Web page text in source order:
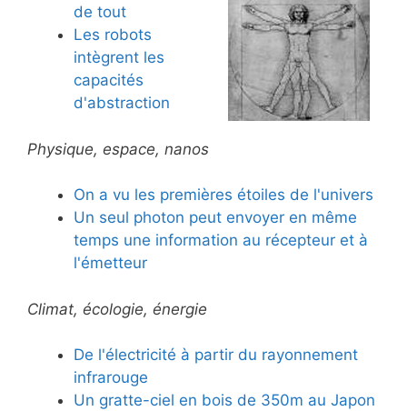
de tout
Les robots
intègrent les
capacités
d'abstraction
Physique, espace, nanos
On a vu les premières étoiles de l'univers
Un seul photon peut envoyer en même
temps une information au récepteur et à
l'émetteur
Climat, écologie, énergie
De l'électricité à partir du rayonnement
infrarouge
Un gratte-ciel en bois de 350m au Japon